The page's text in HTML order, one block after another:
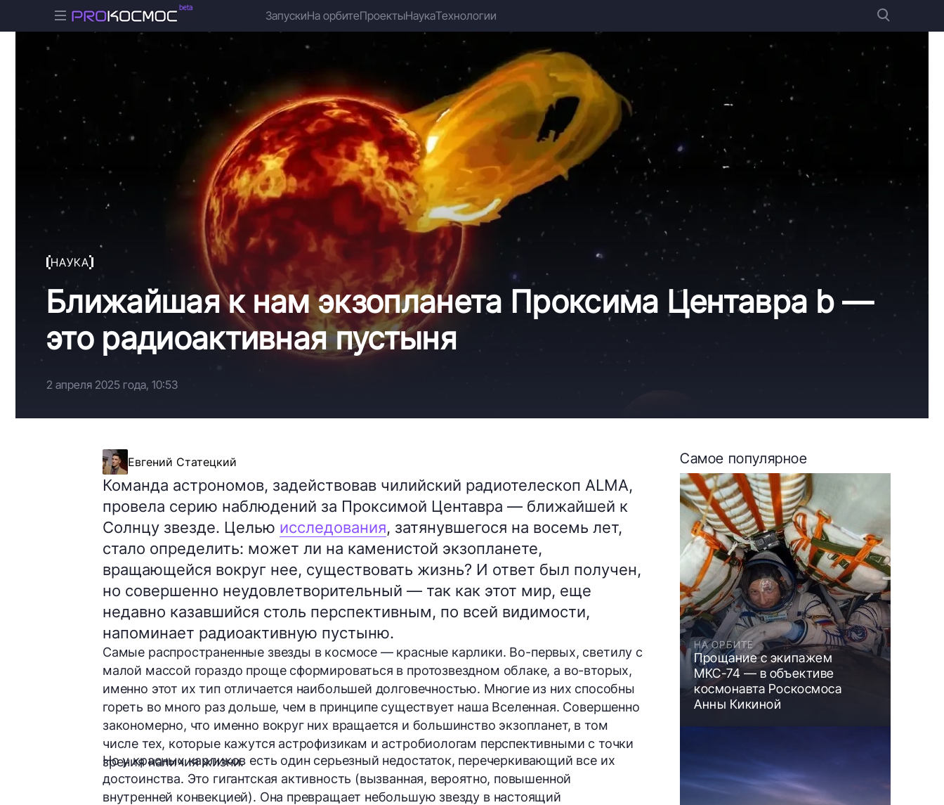
ЗапускиНа орбитеПроектыНаукаТехнологии
НАУКА
Ближайшая к нам экзопланета Проксима Центавра b —
это радиоактивная пустыня
2 апреля 2025 года, 10:53
Евгений Статецкий
Команда астрономов, задействовав чилийский радиотелескоп ALMA,
провела серию наблюдений за Проксимой Центавра — ближайшей к
Солнцу звезде. Целью исследования, затянувшегося на восемь лет,
стало определить: может ли на каменистой экзопланете,
вращающейся вокруг нее, существовать жизнь? И ответ был получен,
но совершенно неудовлетворительный — так как этот мир, еще
недавно казавшийся столь перспективным, по всей видимости,
напоминает радиоактивную пустыню.
Самые распространенные звезды в космосе — красные карлики. Во-первых, светилу с
малой массой гораздо проще сформироваться в протозвездном облаке, а во-вторых,
именно этот их тип отличается наибольшей долговечностью. Многие из них способны
гореть во много раз дольше, чем в принципе существует наша Вселенная. Совершенно
закономерно, что именно вокруг них вращается и большинство экзопланет, в том
числе тех, которые кажутся астрофизикам и астробиологам перспективными с точки
зрения наличия жизни.
Но у красных карликов есть один серьезный недостаток, перечеркивающий все их
достоинства. Это гигантская активность (вызванная, вероятно, повышенной
внутренней конвекцией). Она превращает небольшую звезду в настоящий
Самое популярное
НА ОРБИТЕ
Прощание с экипажем
МКС-74 — в объективе
космонавта Роскосмоса
Анны Кикиной